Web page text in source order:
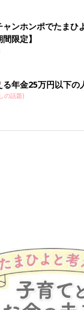
ャンホンポでたまひ
限定】
る年金25万円以下の
の話題)
ものも】妊婦の感